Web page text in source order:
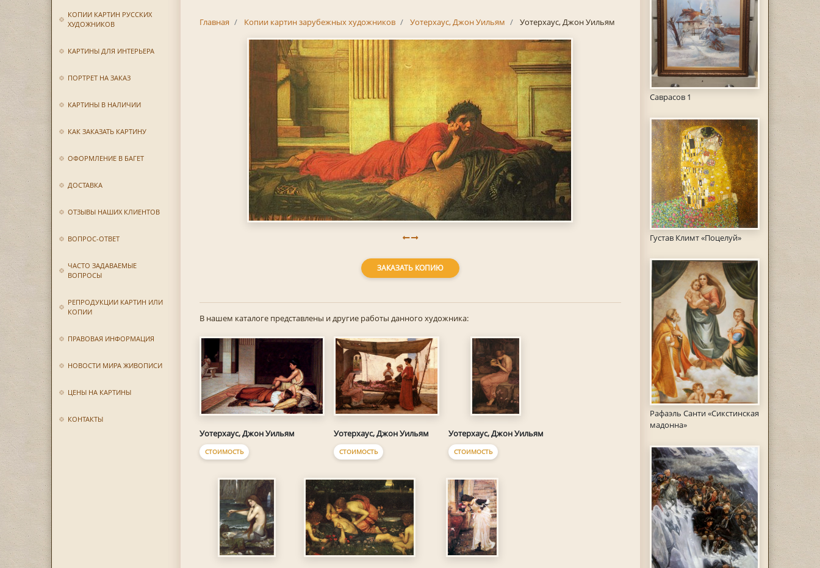
КОПИИ КАРТИН РУССКИХ
ХУДОЖНИКОВ
КАРТИНЫ ДЛЯ ИНТЕРЬЕРА
ПОРТРЕТ НА ЗАКАЗ
КАРТИНЫ В НАЛИЧИИ
КАК ЗАКАЗАТЬ КАРТИНУ
ОФОРМЛЕНИЕ В БАГЕТ
ДОСТАВКА
ОТЗЫВЫ НАШИХ КЛИЕНТОВ
ВОПРОС-ОТВЕТ
ЧАСТО ЗАДАВАЕМЫЕ
ВОПРОСЫ
РЕПРОДУКЦИИ КАРТИН ИЛИ
КОПИИ
ПРАВОВАЯ ИНФОРМАЦИЯ
НОВОСТИ МИРА ЖИВОПИСИ
ЦЕНЫ НА КАРТИНЫ
КОНТАКТЫ
Саврасов 1
Густав Климт «Поцелуй»
Рафаэль Санти «Сикстинская
мадонна»
Главная Копии картин зарубежных художников Уотерхаус, Джон Уильям Уотерхаус, Джон Уильям
ЗАКАЗАТЬ КОПИЮ
В нашем каталоге представлены и другие работы данного художника:
Уотерхаус, Джон Уильям
СТОИМОСТЬ
Уотерхаус, Джон Уильям
СТОИМОСТЬ
Уотерхаус, Джон Уильям
СТОИМОСТЬ